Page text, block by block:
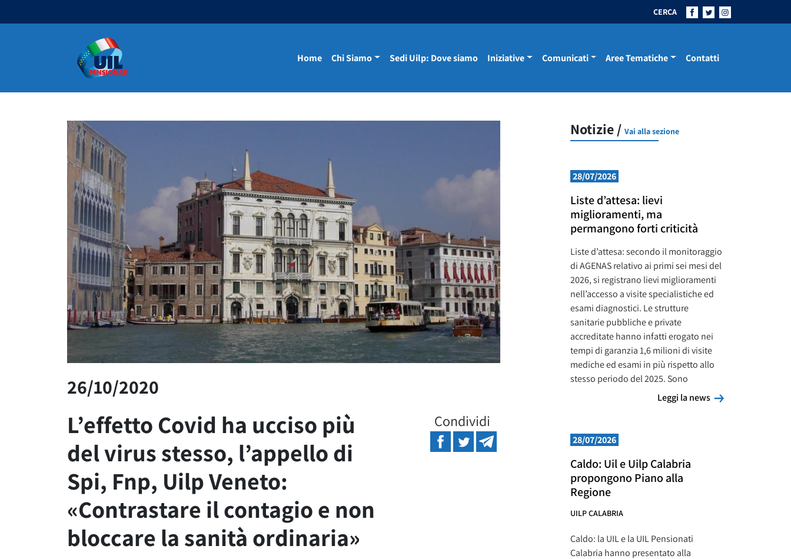
CERCA
Navigazione principale Home Chi Siamo Sedi Uilp: Dove siamo Iniziative Comunicati Aree Tematiche Contatti
26/10/2020
L’effetto Covid ha ucciso più
del virus stesso, l’appello di
Spi, Fnp, Uilp Veneto:
«Contrastare il contagio e non
bloccare la sanità ordinaria»
Condividi
Notizie / Vai alla sezione
28/07/2026
Liste d’attesa: lievi
miglioramenti, ma
permangono forti criticità
Liste d’attesa: secondo il monitoraggio
di AGENAS relativo ai primi sei mesi del
2026, si registrano lievi miglioramenti
nell’accesso a visite specialistiche ed
esami diagnostici. Le strutture
sanitarie pubbliche e private
accreditate hanno infatti erogato nei
tempi di garanzia 1,6 milioni di visite
mediche ed esami in più rispetto allo
stesso periodo del 2025. Sono
Leggi la news
Leggi la news
28/07/2026
Caldo: Uil e Uilp Calabria
propongono Piano alla
Regione
UILP CALABRIA
Caldo: la UIL e la UIL Pensionati
Calabria hanno presentato alla